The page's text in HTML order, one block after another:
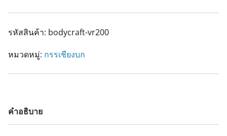
รหัสสินค้า: bodycraft-vr200
หมวดหมู่: กรรเชียงบก
คำอธิบาย